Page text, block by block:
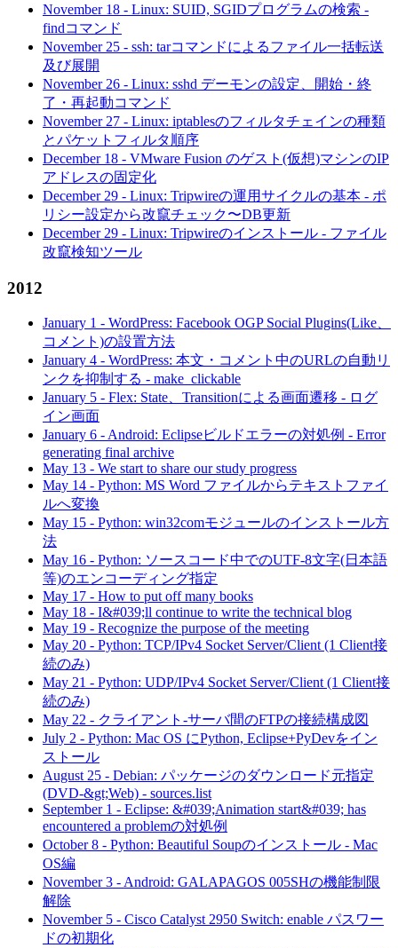
November 18 - Linux: SUID, SGIDプログラムの検索 -
findコマンド
November 25 - ssh: tarコマンドによるファイル一括転送
及び展開
November 26 - Linux: sshd デーモンの設定、開始・終
了・再起動コマンド
November 27 - Linux: iptablesのフィルタチェインの種類
とパケットフィルタ順序
December 18 - VMware Fusion のゲスト(仮想)マシンのIP
アドレスの固定化
December 29 - Linux: Tripwireの運用サイクルの基本 - ポ
リシー設定から改竄チェック〜DB更新
December 29 - Linux: Tripwireのインストール - ファイル
改竄検知ツール
2012
January 1 - WordPress: Facebook OGP Social Plugins(Like、
コメント)の設置方法
January 4 - WordPress: 本文・コメント中のURLの自動リ
ンクを抑制する - make_clickable
January 5 - Flex: State、Transitionによる画面遷移 - ログ
イン画面
January 6 - Android: Eclipseビルドエラーの対処例 - Error
generating final archive
May 13 - We start to share our study progress
May 14 - Python: MS Word ファイルからテキストファイ
ルへ変換
May 15 - Python: win32comモジュールのインストール方
法
May 16 - Python: ソースコード中でのUTF-8文字(日本語
等)のエンコーディング指定
May 17 - How to put off many books
May 18 - I&#039;ll continue to write the technical blog
May 19 - Recognize the purpose of the meeting
May 20 - Python: TCP/IPv4 Socket Server/Client (1 Client接
続のみ)
May 21 - Python: UDP/IPv4 Socket Server/Client (1 Client接
続のみ)
May 22 - クライアント-サーバ間のFTPの接続構成図
July 2 - Python: Mac OS にPython, Eclipse+PyDevをイン
ストール
August 25 - Debian: パッケージのダウンロード元指定
(DVD-&gt;Web) - sources.list
September 1 - Eclipse: &#039;Animation start&#039; has
encountered a problemの対処例
October 8 - Python: Beautiful Soupのインストール - Mac
OS編
November 3 - Android: GALAPAGOS 005SHの機能制限
解除
November 5 - Cisco Catalyst 2950 Switch: enable パスワー
ドの初期化